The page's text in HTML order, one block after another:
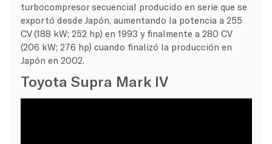
turbocompresor secuencial producido en serie que se
exportó desde Japón, aumentando la potencia a 255
CV (188 kW; 252 hp) en 1993 y finalmente a 280 CV
(206 kW; 276 hp) cuando finalizó la producción en
Japón en 2002.
Toyota Supra Mark IV